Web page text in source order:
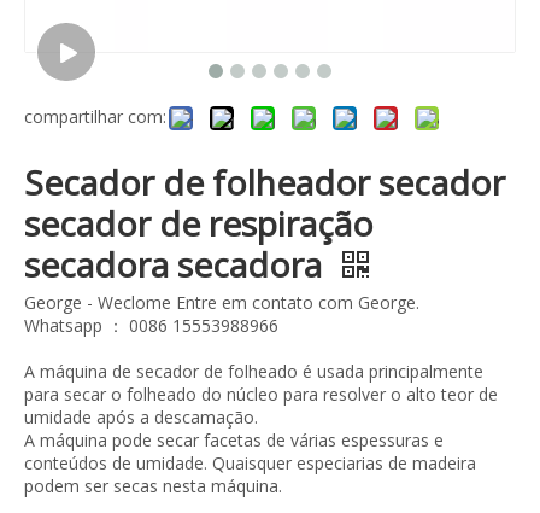
compartilhar com:
Secador de folheador secador
secador de respiração
secadora secadora
George - Weclome Entre em contato com George.
Whatsapp ： 0086 15553988966
A máquina de secador de folheado é usada principalmente
para secar o folheado do núcleo para resolver o alto teor de
umidade após a descamação.
A máquina pode secar facetas de várias espessuras e
conteúdos de umidade. Quaisquer especiarias de madeira
podem ser secas nesta máquina.